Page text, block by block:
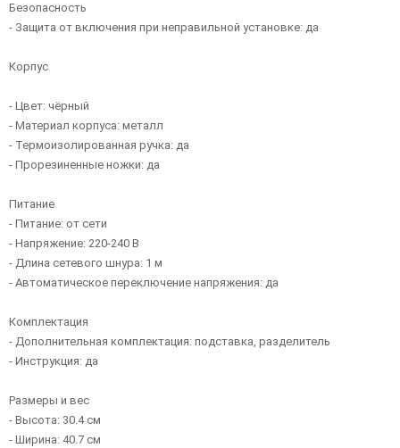
Безопасность
- Защита от включения при неправильной установке: да
Корпус
- Цвет: чёрный
- Материал корпуса: металл
- Термоизолированная ручка: да
- Прорезиненные ножки: да
Питание
- Питание: от сети
- Напряжение: 220-240 В
- Длина сетевого шнура: 1 м
- Автоматическое переключение напряжения: да
Комплектация
- Дополнительная комплектация: подставка, разделитель
- Инструкция: да
Размеры и вес
- Высота: 30.4 см
- Ширина: 40.7 см